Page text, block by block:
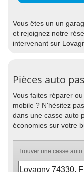
Vous êtes un un
et rejoignez notre
intervenant sur
Pièces auto
Vous faites réparer
mobile ? N'hésitez
dans une casse auto
économies sur votre